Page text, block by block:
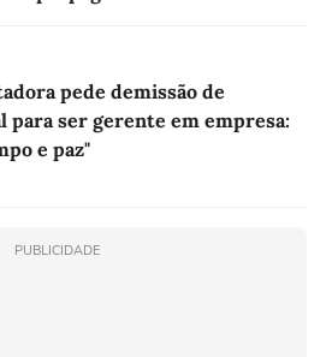
pede demissão de
para ser gerente em empresa:
e paz"
PUBLICIDADE